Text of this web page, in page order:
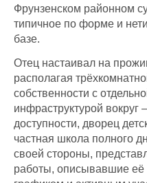
Фрунзенском районном
типичное по форме и
базе.
Отец настаивал на
располагая
собственности с
инфраструктурой
доступности, дворец
частная школа полного
своей стороны,
работы, описывавшие её